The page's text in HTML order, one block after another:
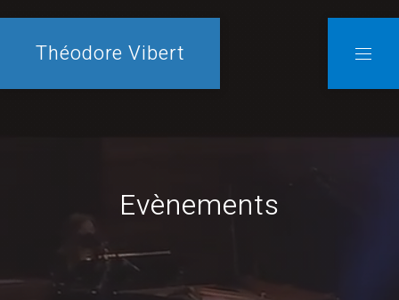
Théodore Vibert
Evènements